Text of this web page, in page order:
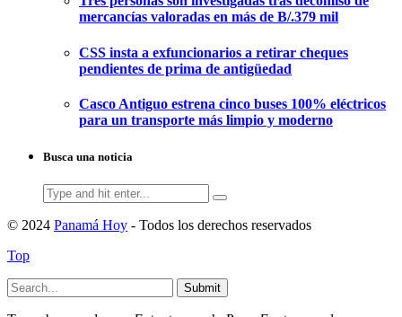
mercancías valoradas en más de B/.379 mil
CSS insta a exfuncionarios a retirar cheques
pendientes de prima de antigüedad
Casco Antiguo estrena cinco buses 100% eléctricos
para un transporte más limpio y moderno
Busca una noticia
Search
for:
© 2024 Panamá Hoy - Todos los derechos reservados
Top
Submit